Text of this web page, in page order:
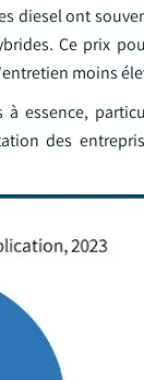
diesel ont
Ce prix
moins
essence,
des